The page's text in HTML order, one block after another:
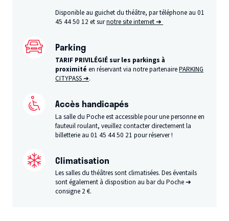
Disponible au guichet du théâtre, par téléphone au 01
45 44 50 12 et surnotre site internet ➔
Parking
TARIF PRIVILÉGIÉ sur les parkings à
proximité en réservant via notre partenairePARKING
CITYPASS ➔.
Accès handicapés
La salle du Poche est accessible pour une personne en
fauteuil roulant, veuillez contacter directement la
billetterie au 01 45 44 50 21 pour réserver !
Climatisation
Les salles du théâtres sont climatisées. Des éventails
sont également à disposition au bar du Poche ➔
consigne 2 €.